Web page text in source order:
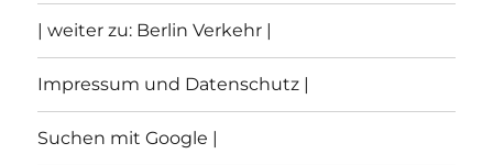
| weiter zu: Berlin Verkehr |
Impressum und Datenschutz |
Suchen mit Google |